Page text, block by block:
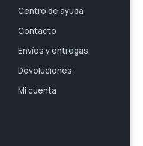
Centro de ayuda
Contacto
Envíos y entregas
Devoluciones
Mi cuenta